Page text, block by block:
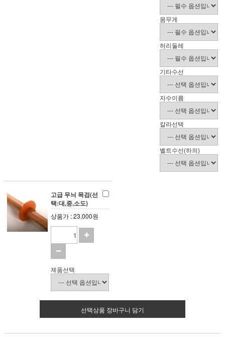
몸무게
허리둘레
기타수선
자수이름
칼라선택
벨트수선(하의)
고급 무늬 목검(선
택:대,중,소도)
상품가 : 23,000원
제품선택
선택상품 장바구니 담기